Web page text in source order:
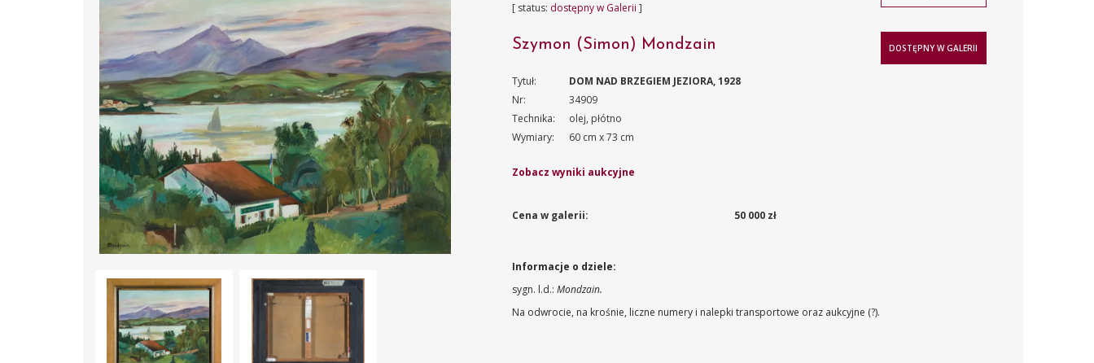
[ status: dostępny w Galerii ]
Szymon (Simon) Mondzain
Tytuł:
DOM NAD BRZEGIEM JEZIORA, 1928
Nr:
34909
Technika:
olej, płótno
Wymiary:
60 cm x 73 cm
Zobacz wyniki aukcyjne
Cena w galerii: 50 000 zł
DOSTĘPNY W GALERII
Informacje o dziele:
sygn. l.d.:Mondzain.
Na odwrocie, na krośnie, liczne numery i nalepki transportowe oraz aukcyjne (?).